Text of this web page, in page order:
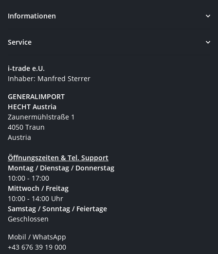
Informationen
Service
i-trade e.U.
Inhaber: Manfred Sterrer
GENERALIMPORT
HECHT Austria
Zaunermühlstraße 1
4050 Traun
Austria
Öffnungszeiten & Tel. Support
Montag / Dienstag / Donnerstag
10:00 - 17:00
Mittwoch / Freitag
10:00 - 14:00 Uhr
Samstag / Sonntag / Feiertage
Geschlossen
Mobil / WhatsApp
+43 676 39 19 000